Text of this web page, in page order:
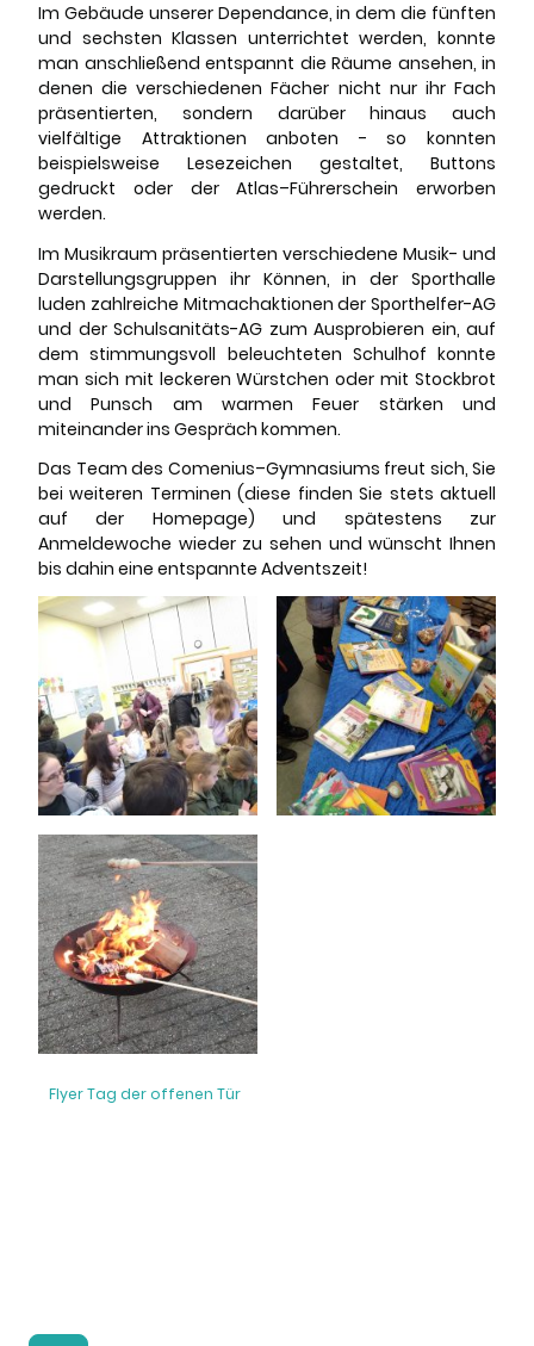
Im Gebäude unserer Dependance, in dem die fünften
und sechsten Klassen unterrichtet werden, konnte
man anschließend entspannt die Räume ansehen, in
denen die verschiedenen Fächer nicht nur ihr Fach
präsentierten, sondern darüber hinaus auch
vielfältige Attraktionen anboten - so konnten
beispielsweise Lesezeichen gestaltet, Buttons
gedruckt oder der Atlas–Führerschein erworben
werden.
Im Musikraum präsentierten verschiedene Musik- und
Darstellungsgruppen ihr Können, in der Sporthalle
luden zahlreiche Mitmachaktionen der Sporthelfer-AG
und der Schulsanitäts-AG zum Ausprobieren ein, auf
dem stimmungsvoll beleuchteten Schulhof konnte
man sich mit leckeren Würstchen oder mit Stockbrot
und Punsch am warmen Feuer stärken und
miteinander ins Gespräch kommen.
Das Team des Comenius–Gymnasiums freut sich, Sie
bei weiteren Terminen (diese finden Sie stets aktuell
auf der Homepage) und spätestens zur
Anmeldewoche wieder zu sehen und wünscht Ihnen
bis dahin eine entspannte Adventszeit!
Flyer Tag der offenen Tür